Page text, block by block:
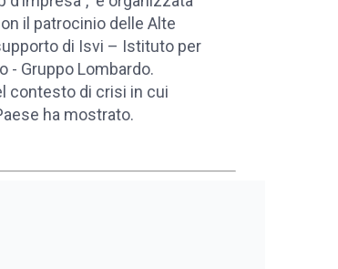
il patrocinio delle Alte
di Isvi – Istituto per
- Gruppo Lombardo.
contesto di crisi in cui
ha mostrato.